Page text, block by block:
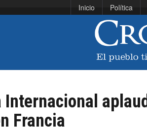
Inicio Política
Francia